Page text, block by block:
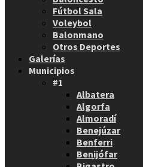
Fútbol Sala
Voleybol
Balonmano
Otros Deportes
Galerías
Municipios
#1
Albatera
Algorfa
Almoradí
Benejúzar
Benferri
Benijófar